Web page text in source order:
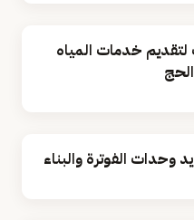
تطبيق ذكي بـ7 لغات لتقديم خدمات المياه
وحدات الفوترة والبناء